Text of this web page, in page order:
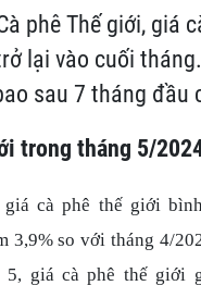
phê Thế giới, giá
lại vào cuối
sau 7 tháng đầu
trong tháng 5/
cà phê thế giới
3,9% so với tháng 4/
giá cà phê thế giới